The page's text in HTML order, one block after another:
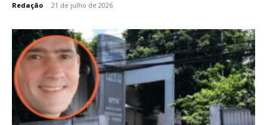
Redação - 21 de julho de 2026